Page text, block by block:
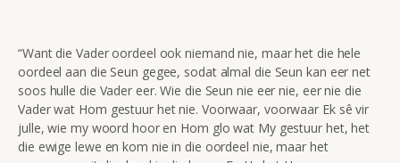
“Want die Vader oordeel ook niemand nie, maar het die hele
oordeel aan die Seun gegee, sodat almal die Seun kan eer net
soos hulle die Vader eer. Wie die Seun nie eer nie, eer nie die
Vader wat Hom gestuur het nie. Voorwaar, voorwaar Ek sê vir
julle, wie my woord hoor en Hom glo wat My gestuur het, het
die ewige lewe en kom nie in die oordeel nie, maar het